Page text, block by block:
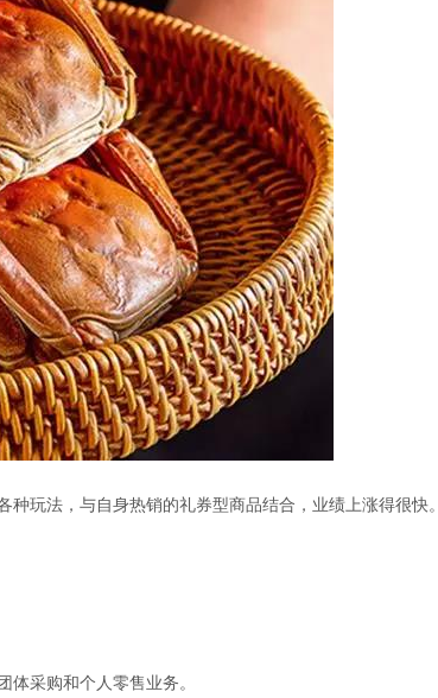
玩法，与自身热销的礼券型商品结合，业绩上涨得很快。
体采购和个人零售业务。